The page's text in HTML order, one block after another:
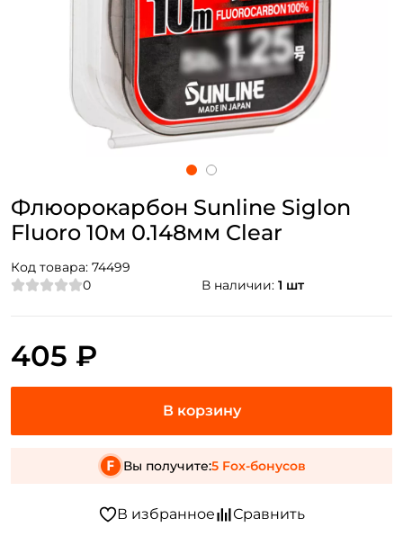
Флюорокарбон Sunline Siglon
Fluoro 10м 0.148мм Clear
Код товара: 74499
0
В наличии: 1 шт
405 ₽
Вы получите:5 Fox-бонусов